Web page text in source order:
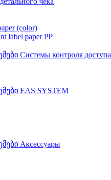
(color)
label paper PP
Системы контроля доступа
EAS SYSTEM
Аксессуары